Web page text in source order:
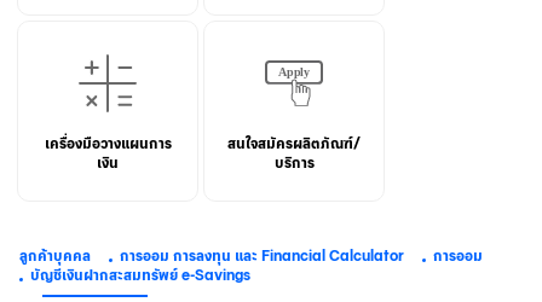
เครื่องมือวางแผนการ
เงิน
สนใจสมัครผลิตภัณฑ์/
บริการ
ลูกค้าบุคคล การออม การลงทุน และ Financial Calculator
การออม
บัญชีเงินฝากสะสมทรัพย์ e-Savings